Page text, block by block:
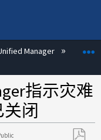
Manager
指示灾难
关闭